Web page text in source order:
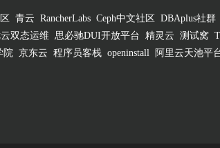
青云 RancherLabs Ceph中文社区 DBAplus社群
双态运维 思必驰DUI开放平台 精灵云 测试窝
院 京东云 程序员客栈 openinstall 阿里云天池平